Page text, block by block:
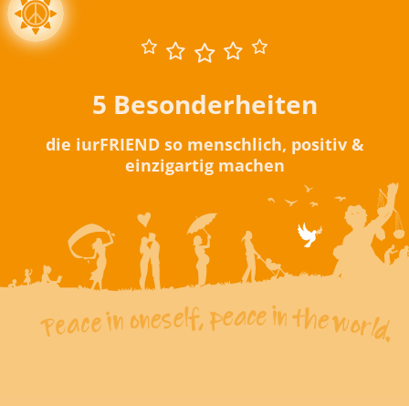
5 Besonderheiten
die iurFRIEND so menschlich, positiv &
einzigartig machen